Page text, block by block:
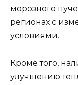
морозного
регионах с
условиями.
Кроме того,
улучшению